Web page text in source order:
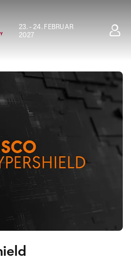
23. - 24. FEBRUAR
2027